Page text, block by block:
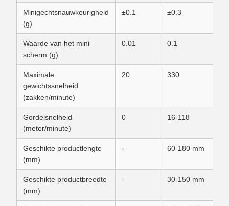
Minigechtsnauwkeurigheid
(g)
±0.1 ±0.3
Waarde van het mini-
scherm (g)
0.01 0.1
Maximale
gewichtssnelheid
(zakken/minute)
20 330
Gordelsnelheid
(meter/minute)
0 16-118
Geschikte productlengte
(mm)
- 60-180 mm
Geschikte productbreedte
(mm)
- 30-150 mm